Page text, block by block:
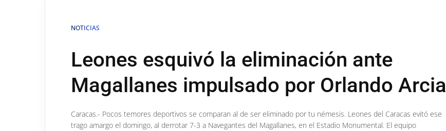
NOTICIAS
Leones esquivó la eliminación ante
Magallanes impulsado por Orlando Arcia
Caracas.- Pocos temores deportivos se comparan al de ser eliminado por tu némesis. Leones del Caracas evitó ese
trago amargo el domingo, al derrotar 7-3 a Navegantes del Magallanes, en el Estadio Monumental. El equipo